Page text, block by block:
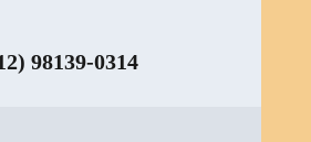
98139-0314